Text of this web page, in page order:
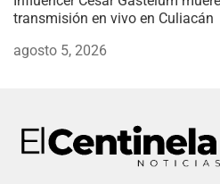
transmisión en vivo en Culiacán
agosto 5, 2026